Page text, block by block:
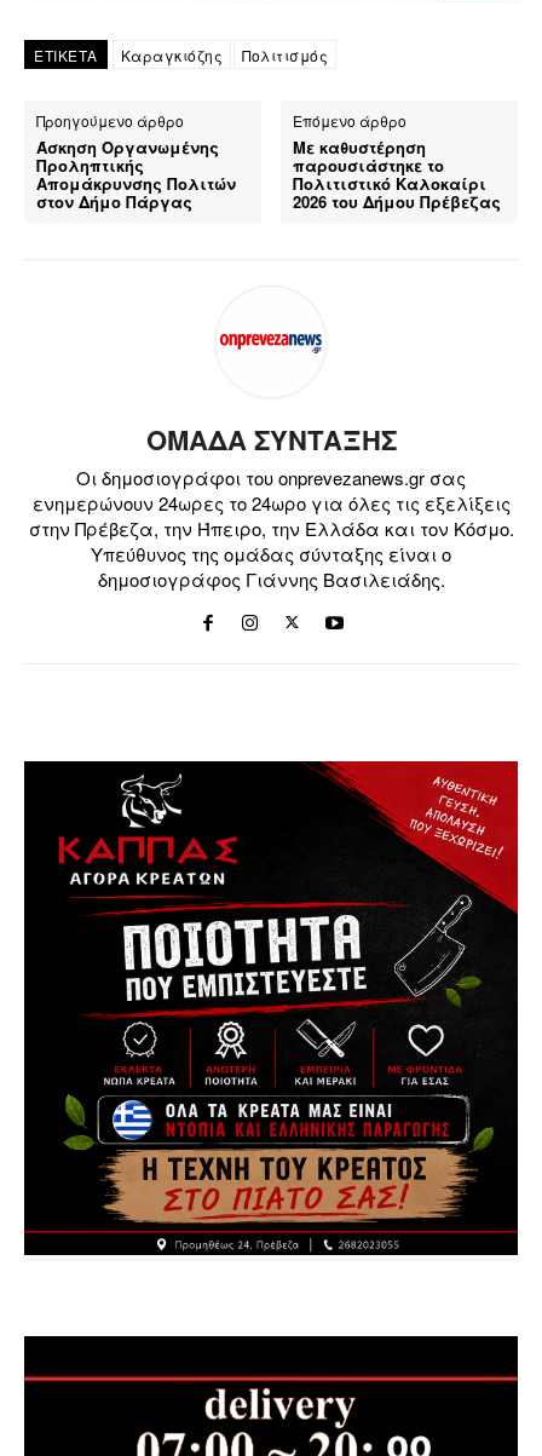
ΕΤΙΚΕΤΑ Καραγκιόζης Πολιτισμός
Προηγούμενο άρθρο
Άσκηση Οργανωμένης
Προληπτικής
Απομάκρυνσης Πολιτών
στον Δήμο Πάργας
Επόμενο άρθρο
Με καθυστέρηση
παρουσιάστηκε το
Πολιτιστικό Καλοκαίρι
2026 του Δήμου Πρέβεζας
ΟΜΑΔΑ ΣΥΝΤΑΞΗΣ
Οι δημοσιογράφοι του onprevezanews.gr σας
ενημερώνουν 24ωρες το 24ωρο για όλες τις εξελίξεις
στην Πρέβεζα, την Ήπειρο, την Ελλάδα και τον Κόσμο.
Υπεύθυνος της ομάδας σύνταξης είναι ο
δημοσιογράφος Γιάννης Βασιλειάδης.